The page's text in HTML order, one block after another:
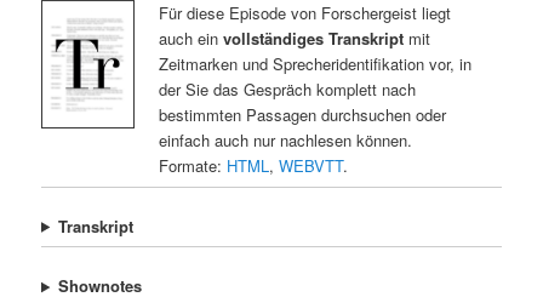
Für diese Episode von Forschergeist liegt
auch ein vollständiges Transkriptmit
Zeitmarken und Sprecheridentifikation vor, in
der Sie das Gespräch komplett nach
bestimmten Passagen durchsuchen oder
einfach auch nur nachlesen können.
Formate: HTML, WEBVTT.
Transkript
Shownotes